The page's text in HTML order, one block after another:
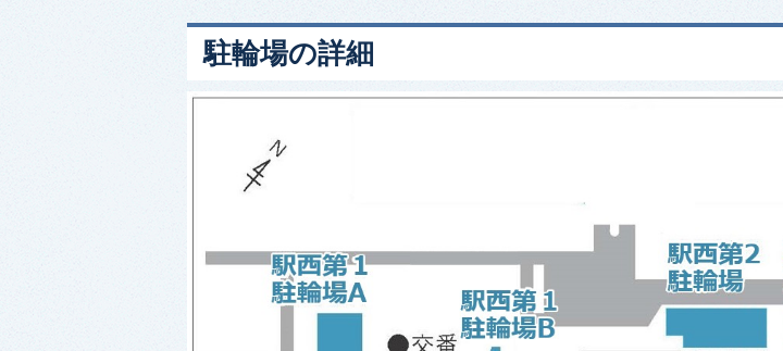
駐輪場の詳細